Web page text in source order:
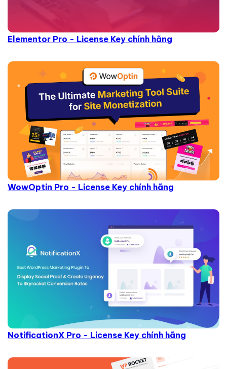
Elementor Pro - License Key chính hãng
WowOptin Pro - License Key chính hãng
NotificationX Pro - License Key chính hãng